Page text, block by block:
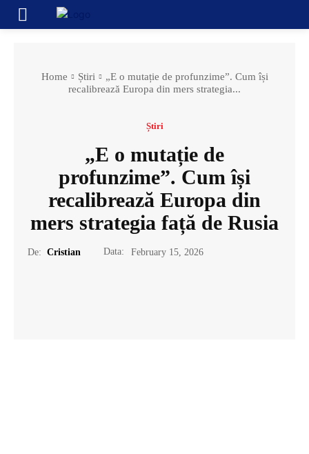
Home Știri
„E o mutație de profunzime”. Cum își
recalibrează Europa din mers strategia...
Știri
„E o mutație de
profunzime”. Cum își
recalibrează Europa din
mers strategia față de Rusia
De: Cristian Data: February 15, 2026